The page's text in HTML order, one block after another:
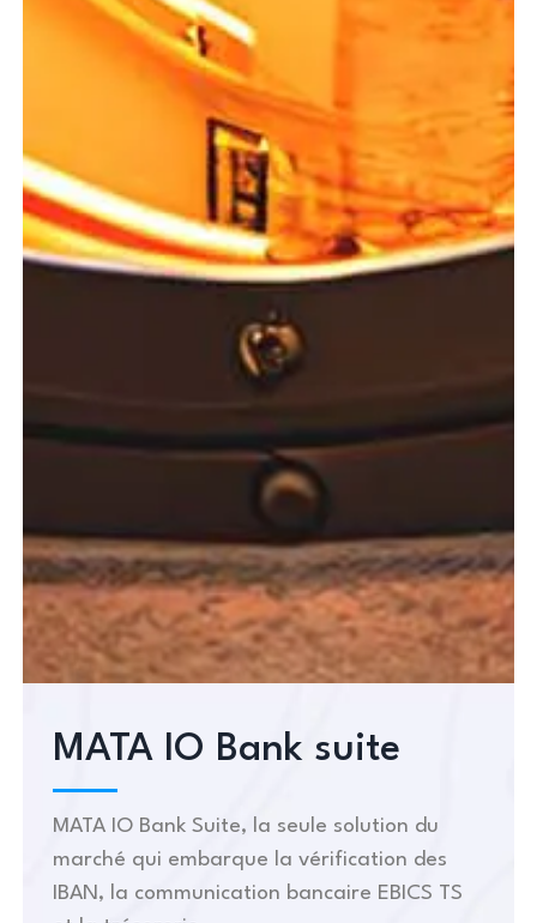
MATA IO Bank suite
MATA IO Bank Suite, la seule solution du
marché qui embarque la vérification des
IBAN, la communication bancaire EBICS TS